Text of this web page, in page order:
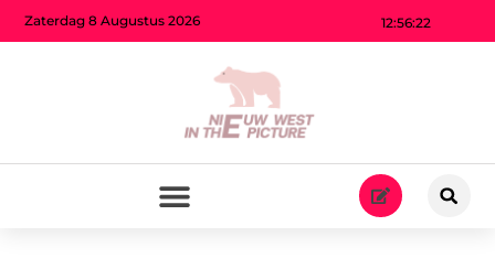
12:56:24
Zaterdag 8 Augustus 2026